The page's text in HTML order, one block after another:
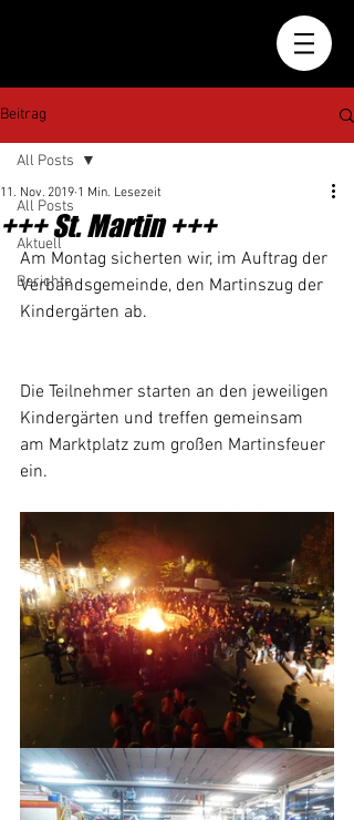
Beitrag
All Posts
Aktuell
Berichte
All Posts
+++ St. Martin +++
11. Nov. 2019 1 Min. Lesezeit
Am Montag sicherten wir, im Auftrag der
Verbandsgemeinde, den Martinszug der
Kindergärten ab.
Die Teilnehmer starten an den jeweiligen
Kindergärten und treffen gemeinsam
am Marktplatz zum großen Martinsfeuer
ein.